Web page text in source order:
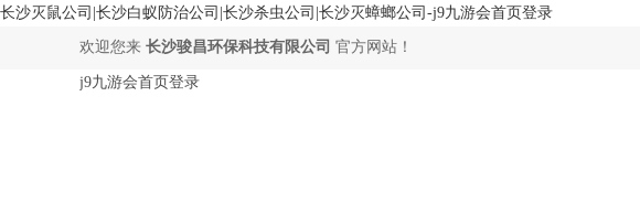
长沙灭鼠公司|长沙白蚁防治公司|长沙杀虫公司|长沙灭蟑螂公司-j9九游会首页登录
欢迎您来 长沙骏昌环保科技有限公司 官方网站！
j9九游会首页登录